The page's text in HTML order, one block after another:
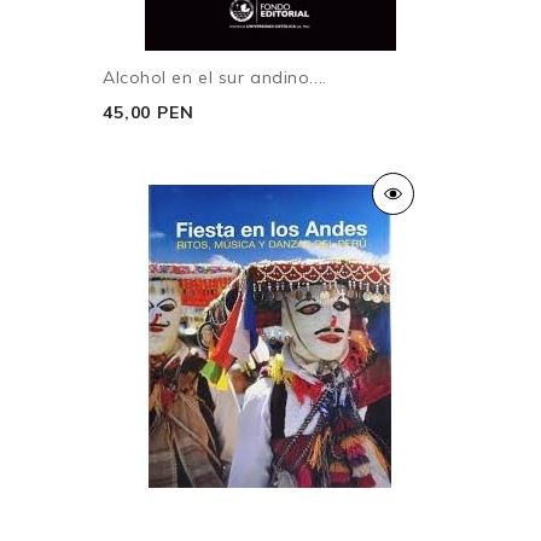
3. Extraños que se vuelven parientes
4. Parentesco, socialidad y formas de reciprocidad
Lugares parientes
Muertos antiguos y recientes
1. Muerte y partida
2. Desaparecidos
3. Condenados
4. Ñawpamachukuna
Alcohol en el sur andino....
45,00 PEN